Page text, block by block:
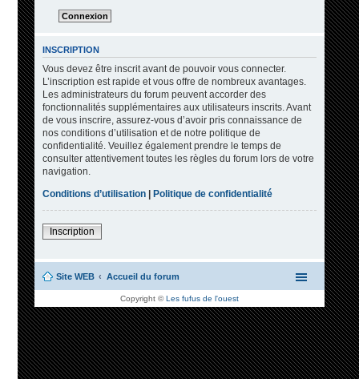
INSCRIPTION
Vous devez être inscrit avant de pouvoir vous connecter.
L’inscription est rapide et vous offre de nombreux avantages.
Les administrateurs du forum peuvent accorder des
fonctionnalités supplémentaires aux utilisateurs inscrits. Avant
de vous inscrire, assurez-vous d’avoir pris connaissance de
nos conditions d’utilisation et de notre politique de
confidentialité. Veuillez également prendre le temps de
consulter attentivement toutes les règles du forum lors de votre
navigation.
Conditions d’utilisation| Politique de confidentialité
Inscription
Site WEB Accueil du forum
Copyright ©Les fufus de l'ouest